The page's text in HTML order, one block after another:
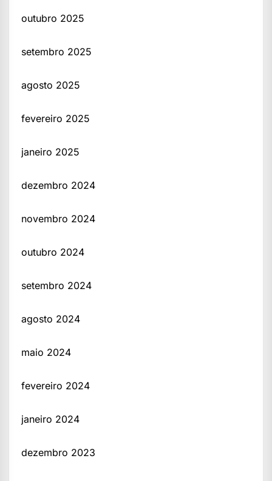
outubro 2025
setembro 2025
agosto 2025
fevereiro 2025
janeiro 2025
dezembro 2024
novembro 2024
outubro 2024
setembro 2024
agosto 2024
maio 2024
fevereiro 2024
janeiro 2024
dezembro 2023